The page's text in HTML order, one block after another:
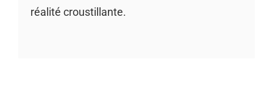
réalité croustillante.